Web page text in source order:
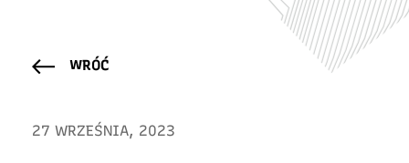
WRÓĆ
27 WRZEŚNIA, 2023